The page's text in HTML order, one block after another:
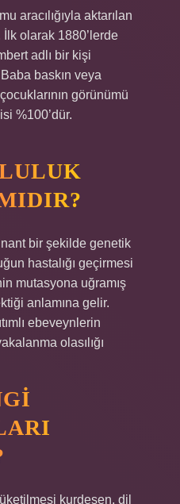
aracılığıyla aktarılan
İlk olarak 1880’lerde
adlı bir kişi
baskın veya
görünümü
%100’dür.
bir şekilde genetik
hastalığı geçirmesi
mutasyona uğramış
anlamına gelir.
ebeveynlerin
olasılığı
kurdeşen, dil